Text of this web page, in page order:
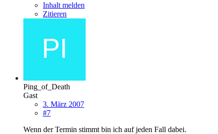
Inhalt melden
Zitieren
Ping_of_Death
Gast
3. März 2007
#7
Wenn der Termin stimmt bin ich auf jeden Fall dabei.